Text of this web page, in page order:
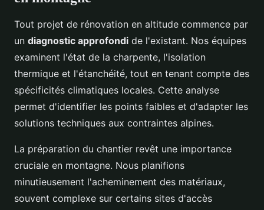
Tout projet de rénovation en altitude commence par
un diagnostic approfondi de l'existant. Nos équipes
examinent l'état de la charpente, l'isolation
thermique et l'étanchéité, tout en tenant compte des
spécificités climatiques locales. Cette analyse
permet d'identifier les points faibles et d'adapter les
solutions techniques aux contraintes alpines.
La préparation du chantier revêt une importance
cruciale en montagne. Nous planifions
minutieusement l'acheminement des matériaux,
souvent complexe sur certains sites d'accès